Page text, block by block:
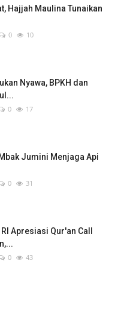
Hajjah Maulina Tunaikan
0 10
Nyawa, BPKH dan
0 17
Jumini Menjaga Api
0 31
Apresiasi Qur'an Call
0 43